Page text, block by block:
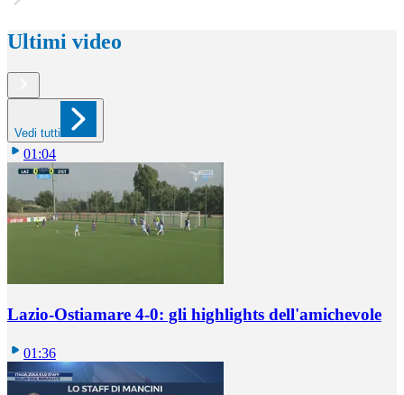
Ultimi video
Vedi tutti
01:04
Lazio-Ostiamare 4-0: gli highlights dell'amichevole
01:36